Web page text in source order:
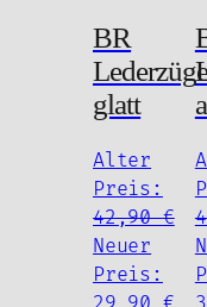
BR
glatt
Alter
Preis:
42,90€
Preis
war:
Neuer
Preis: